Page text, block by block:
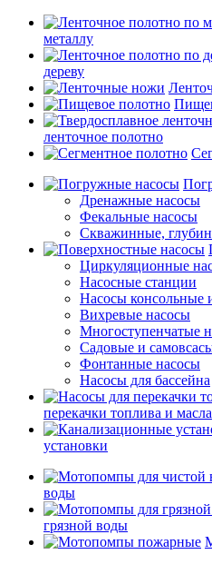
металлу
дереву
ленточное полотно
Дренажные насосы
Фекальные насосы
Скважинные,
Циркуляционные
Насосные станции
Насосы консольные
Вихревые насосы
Многоступенчатые
Садовые и
Фонтанные насосы
Насосы для бассейна
перекачки топлива и масла
установки
воды
грязной воды